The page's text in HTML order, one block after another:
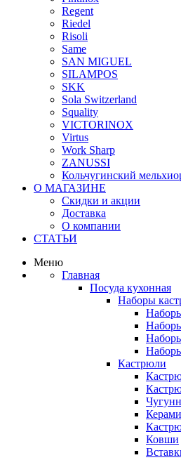
Regent
Riedel
Risoli
Same
SAN MIGUEL
SILAMPOS
SKK
Sola Switzerland
Squality
VICTORINOX
Virtus
Work Sharp
ZANUSSI
Кольчугинский
О МАГАЗИНЕ
Скидки и акции
Доставка
О компании
СТАТЬИ
Меню
Главная
Посуда кухонная
Наборы
Кастрюли
Ковши